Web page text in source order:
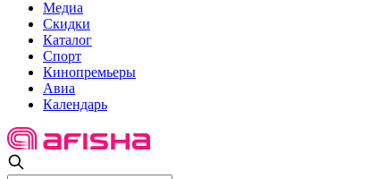
Медиа
Скидки
Каталог
Спорт
Кинопремьеры
Авиа
Календарь